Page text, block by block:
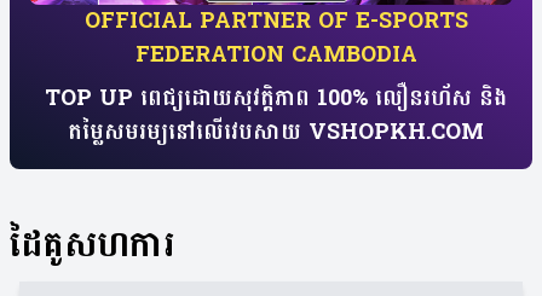
​OFFICIAL PARTNER OF E-SPORTS
FEDERATION CAMBODIA
TOP UP ពេជ្យដោយសុវត្តិភាព 100% លឿនរហ័ស​ និង
តម្លៃសមរម្យ​​នៅលើវេបសាយ​ VSHOPKH.COM
ដៃគូសហការ